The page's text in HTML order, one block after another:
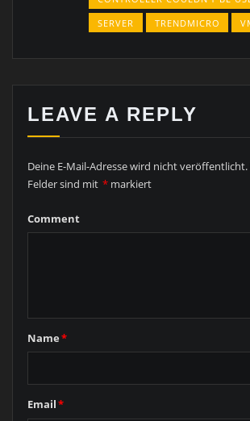
SERVER
TRENDMICRO
LEAVE A REPLY
Deine E-Mail-Adresse wird nicht veröffentlicht.
Felder sind mit * markiert
Comment
Name*
Email*